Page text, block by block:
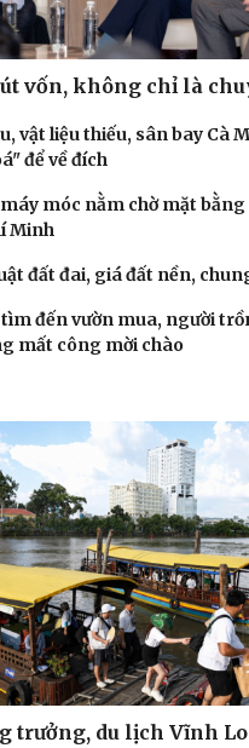
cân
onlinevốn, không chỉ là
vật liệu thiếu, sân bay Cà
để về đích
móc nằm chờ mặt
Minh
đất đai, giá đất nền,
đến vườn mua, người
mất công mời chào
trưởng, du lịch Vĩnh